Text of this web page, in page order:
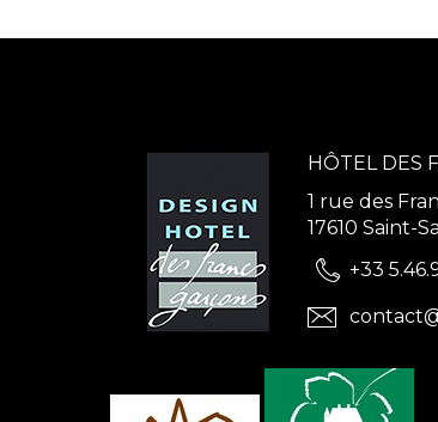
HÔTEL DES
1 rue des
17610 Saint-
+33